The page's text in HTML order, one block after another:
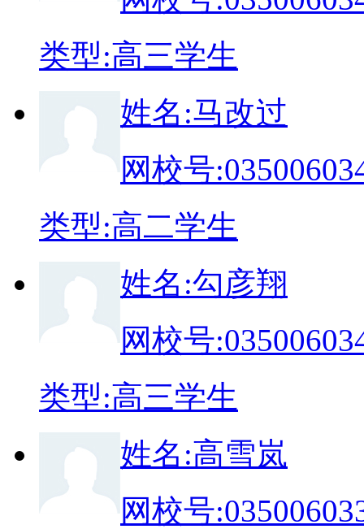
类型:高三学生
姓名:马改过
网校号:
类型:高二学生
姓名:勾彦翔
网校号:
类型:高三学生
姓名:高雪岚
网校号: